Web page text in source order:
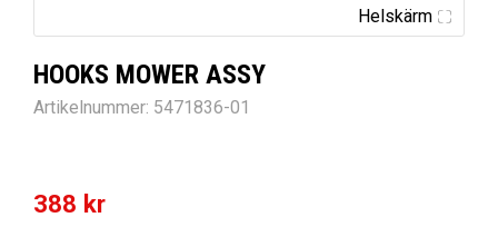
Helskärm
HOOKS MOWER ASSY
Artikelnummer: 5471836-01
388 kr